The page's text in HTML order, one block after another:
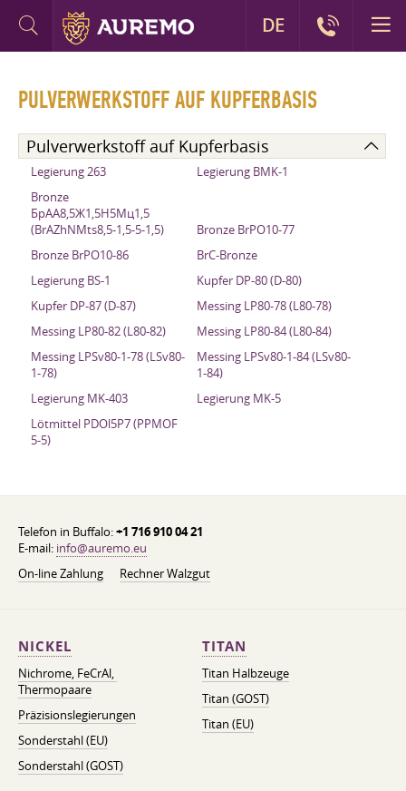
PULVERWERKSTOFF AUF KUPFERBASIS
Pulverwerkstoff auf Kupferbasis
Legierung 263
Legierung BMK-1
Bronze
БрАА8,5Ж1,5Н5Мц1,5
(BrAZhNMts8,5-1,5-5-1,5)
Bronze BrPO10-77
Bronze BrPO10-86
BrC-Bronze
Legierung BS-1
Kupfer DP-80 (D-80)
Kupfer DP-87 (D-87)
Messing LP80-78 (L80-78)
Messing LP80-82 (L80-82)
Messing LP80-84 (L80-84)
Messing LPSv80-1-78 (LSv80-
1-78)
Messing LPSv80-1-84 (LSv80-
1-84)
Legierung MK-403
Legierung MK-5
Lötmittel PDOl5P7 (PPMOF
5-5)
Telefon in Buffalo:+1 716 910 04 21
E-mail: info@auremo.eu
On-line Zahlung
Rechner Walzgut
NICKEL
Nichrome, FeСrAl, ​​
Thermopaare
Präzisionslegierungen
Sonderstahl (EU)
Sonderstahl (GOST)
TITAN
Titan Halbzeuge
Titan (GOST)
Titan (EU)
DE